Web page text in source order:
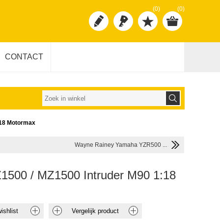
(0) (0)
CONTACT
Motormax
Wayne Rainey Yamaha YZR500 ...
/ MZ1500 Intruder M90 1:18